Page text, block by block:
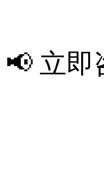
📢 立即